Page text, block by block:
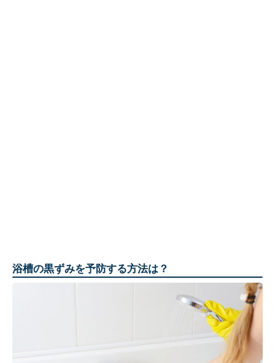
浴槽の黒ずみを予防する方法は？